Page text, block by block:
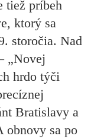
tiež príbeh
ktorý sa
storočia. Nad
„Novej
hrdo týči
Bratislavy a
obnovy sa po